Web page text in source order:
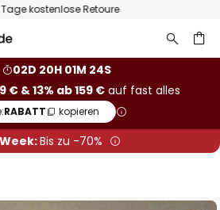
kostenlose Retoure
02D 20H 01M 23S
€ & 13% ab 159 €auf fast alles
RABATT kopieren
Bis zu -70%